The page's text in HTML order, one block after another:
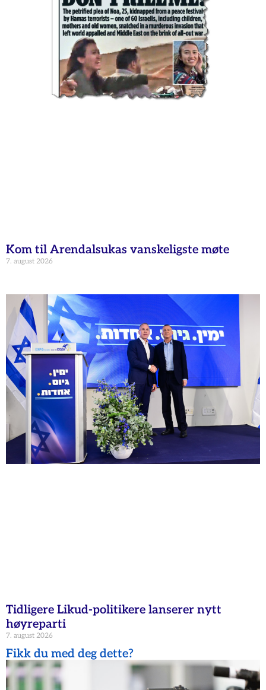
Kom til Arendalsukas vanskeligste møte
7. august 2026
Tidligere Likud-politikere lanserer nytt
høyreparti
7. august 2026
Fikk du med deg dette?